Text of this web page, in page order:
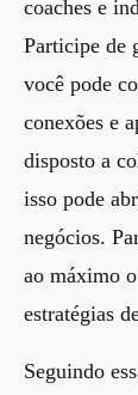
coaches e
Participe de
você pode
conexões e
disposto a
isso pode
negócios.
ao máximo
estratégias
Seguindo